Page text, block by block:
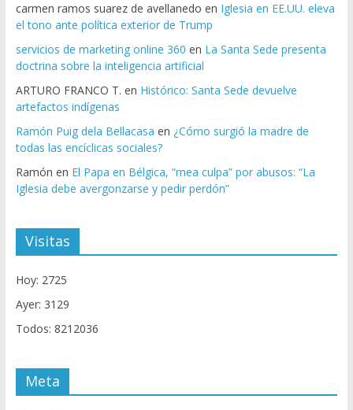
carmen ramos suarez de avellanedo en Iglesia en EE.UU. eleva
el tono ante política exterior de Trump
servicios de marketing online 360 en La Santa Sede presenta
doctrina sobre la inteligencia artificial
ARTURO FRANCO T. en Histórico: Santa Sede devuelve
artefactos indígenas
Ramón Puig dela Bellacasa en ¿Cómo surgió la madre de
todas las encíclicas sociales?
Ramón en El Papa en Bélgica, “mea culpa” por abusos: “La
Iglesia debe avergonzarse y pedir perdón”
Visitas
Hoy: 2725
Ayer: 3129
Todos: 8212036
Meta